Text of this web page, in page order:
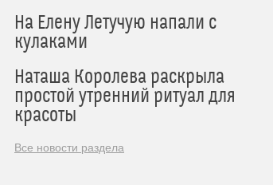
На Елену Летучую напали с
кулаками
Наташа Королева раскрыла
простой утренний ритуал для
красоты
Все новости раздела